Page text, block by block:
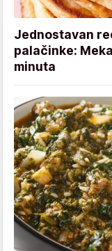
Jednostavan
palačinke:
minuta